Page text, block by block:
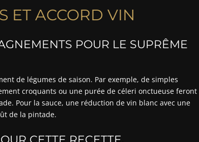
ET ACCORD VIN
POUR LE SUPRÊME
de légumes de saison. Par exemple, de simples
croquants ou une purée de céleri onctueuse feront
Pour la sauce, une réduction de vin blanc avec une
de la pintade.